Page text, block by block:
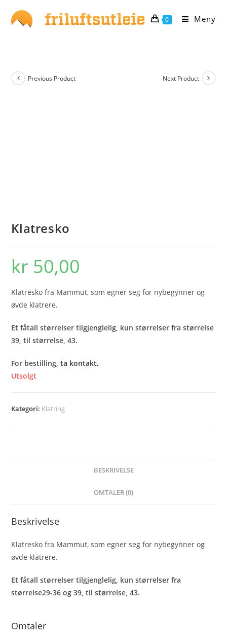
0 Meny
Previous Product Next Product
Klatresko
kr 50,00
Klatresko fra Mammut, som egner seg for nybegynner og
øvde klatrere.
Et fåtall størrelser tilgjenglelig, kun størrelser fra størrelse
39, til størrelse, 43.
For bestilling,ta kontakt.
Utsolgt
Kategori: Klatring
BESKRIVELSE
OMTALER (0)
Beskrivelse
Klatresko fra Mammut, som egner seg for nybegynner og
øvde klatrere.
Et fåtall størrelser tilgjenglelig, kun størrelser fra
størrelse29-36 og 39, til størrelse, 43.
Omtaler